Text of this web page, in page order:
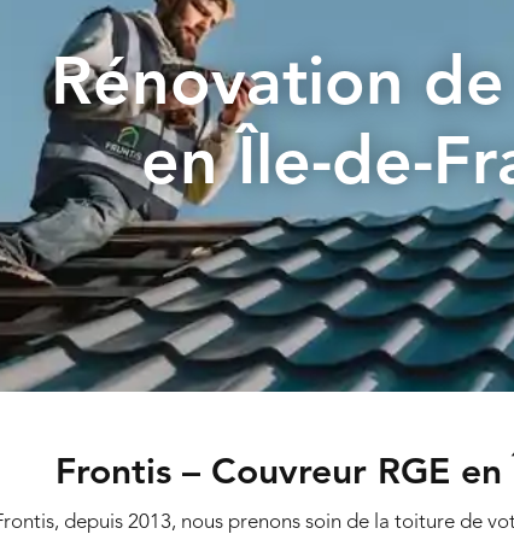
Rénovation
en Île-de-
Frontis – Couvreur RGE
depuis 2013, nous prenons soin de la toiture de